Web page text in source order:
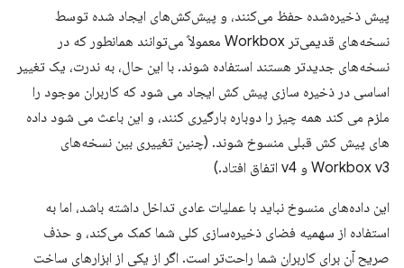
پیش ذخیره‌شده حفظ می‌کنند، و پیش‌کش‌های ایجاد شده توسط
نسخه‌های قدیمی‌تر Workbox معمولاً می‌توانند همانطور که در
نسخه‌های جدیدتر هستند استفاده شوند. با این حال، به ندرت، یک تغییر
اساسی در ذخیره سازی پیش کش ایجاد می شود که کاربران موجود را
ملزم می کند همه چیز را دوباره بارگیری کنند، و این باعث می شود داده
های پیش کش قبلی منسوخ شوند. (چنین تغییری بین نسخه‌های
Workbox v3 و v4 اتفاق افتاد.)
این داده‌های منسوخ نباید با عملیات عادی تداخل داشته باشد، اما به
استفاده از سهمیه فضای ذخیره‌سازی کلی شما کمک می‌کند، و حذف
صریح آن برای کاربران شما راحت‌تر است. اگر از یکی از ابزارهای ساخت